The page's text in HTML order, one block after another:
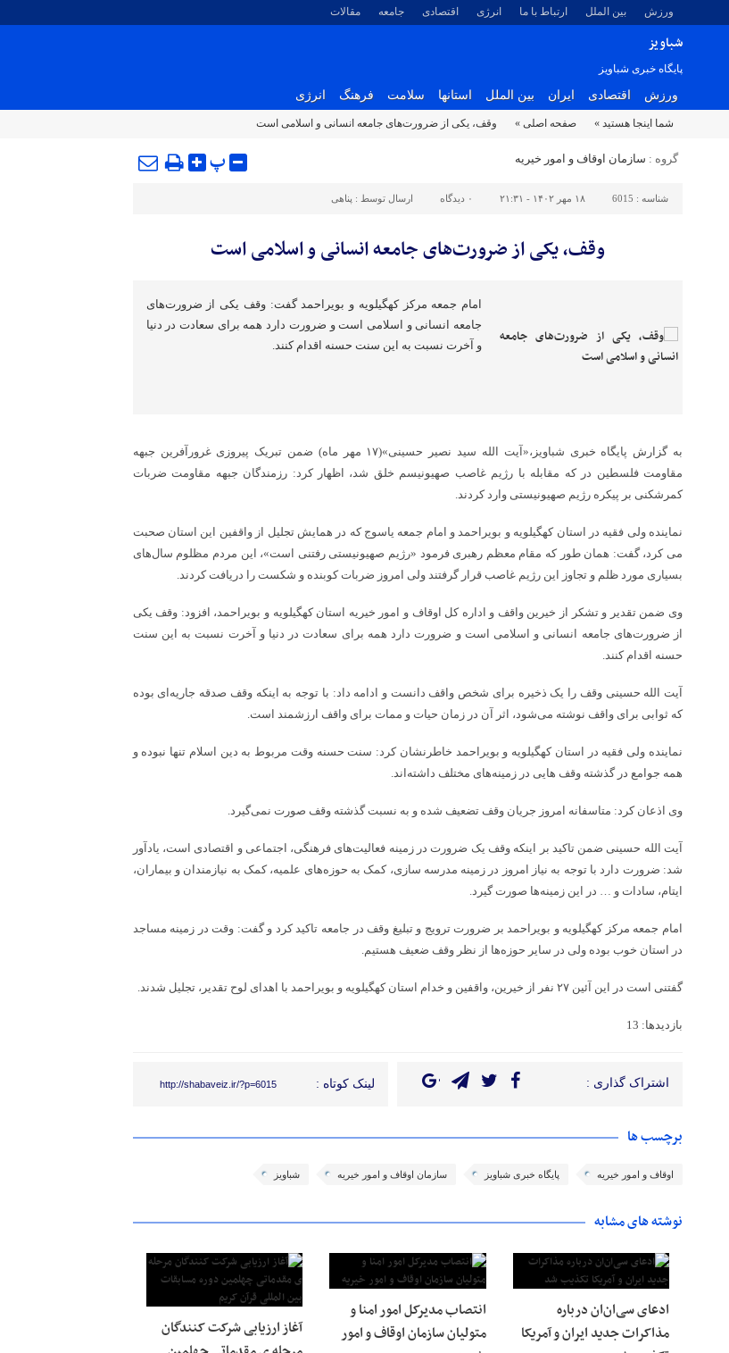
ورزش بین الملل ارتباط با ما انرژی اقتصادی جامعه مقالات
شباویز
پایگاه خبری شباویز
ورزش اقتصادی ایران بین الملل استانها سلامت فرهنگ انرژی
شما اینجا هستید » صفحه اصلی » وقف، یکی از ضرورت‌های جامعه انسانی و اسلامی است
گروه : سازمان اوقاف و امور خیریه پ
شناسه : 6015 ۱۸ مهر ۱۴۰۲ - ۲۱:۳۱ ۰ دیدگاه ارسال توسط : پناهی
وقف، یکی از ضرورت‌های جامعه انسانی و اسلامی است
امام جمعه مرکز کهگیلویه و بویراحمد گفت: وقف یکی از ضرورت‌های
جامعه انسانی و اسلامی است و ضرورت دارد همه برای سعادت در دنیا
و آخرت نسبت به این سنت حسنه اقدام کنند.
به گزارش پایگاه خبری شباویز،«آیت الله سید نصیر حسینی»(۱۷ مهر ماه) ضمن تبریک پیروزی غرورآفرین جبهه
مقاومت فلسطین در که مقابله با رژیم غاصب صهیونیسم خلق شد، اظهار کرد: رزمندگان جبهه مقاومت ضربات
کمرشکنی بر پیکره رژیم صهیونیستی وارد کردند.
نماینده ولی فقیه در استان کهگیلویه و بویراحمد و امام جمعه یاسوج که در همایش تجلیل از واقفین این استان صحبت
می کرد، گفت: همان طور که مقام معظم رهبری فرمود «رژیم صهیونیستی رفتنی است»، این مردم مظلوم سال‌های
بسیاری مورد ظلم و تجاوز این رژیم غاصب قرار گرفتند ولی امروز ضربات کوبنده و شکست را دریافت کردند.
وی ضمن تقدیر و تشکر از خیرین واقف و اداره کل اوقاف و امور خیریه استان کهگیلویه و بویراحمد، افزود: وقف یکی
از ضرورت‌های جامعه انسانی و اسلامی است و ضرورت دارد همه برای سعادت در دنیا و آخرت نسبت به این سنت
حسنه اقدام کنند.
آیت الله حسینی وقف را یک ذخیره برای شخص واقف دانست و ادامه داد: با توجه به اینکه وقف صدقه جاریه‌ای بوده
که ثوابی برای واقف نوشته می‌شود، اثر آن در زمان حیات و ممات برای واقف ارزشمند است.
نماینده ولی فقیه در استان کهگیلویه و بویراحمد خاطرنشان کرد: سنت حسنه وقت مربوط به دین اسلام تنها نبوده و
همه جوامع در گذشته وقف هایی در زمینه‌های مختلف داشته‌اند.
وی اذعان کرد: متاسفانه امروز جریان وقف تضعیف شده و به نسبت گذشته وقف صورت نمی‌گیرد.
آیت الله حسینی ضمن تاکید بر اینکه وقف یک ضرورت در زمینه فعالیت‌های فرهنگی، اجتماعی و اقتصادی است، یادآور
شد: ضرورت دارد با توجه به نیاز امروز در زمینه مدرسه سازی، کمک به حوزه‌های علمیه، کمک به نیازمندان و بیماران،
ایتام، سادات و … در این زمینه‌ها صورت گیرد.
امام جمعه مرکز کهگیلویه و بویراحمد بر ضرورت ترویج و تبلیغ وقف در جامعه تاکید کرد و گفت: وقت در زمینه مساجد
در استان خوب بوده ولی در سایر حوزه‌ها از نظر وقف ضعیف هستیم.
گفتنی است در این آئین ۲۷ نفر از خیرین، واقفین و خدام استان کهگیلویه و بویراحمد با اهدای لوح تقدیر، تجلیل شدند.
بازدیدها: 13
اشتراک گذاری : لینک کوتاه : http://shabaveiz.ir/?p=6015
برچسب ها
اوقاف و امور خیریه پایگاه خبری شباویز سازمان اوقاف و امور خیریه شباویز
نوشته های مشابه
ادعای سی‌ان‌ان درباره
مذاکرات جدید ایران و آمریکا
انتصاب مدیرکل امور امنا و
متولیان سازمان اوقاف و امور
آغاز ارزیابی شرکت کنندگان